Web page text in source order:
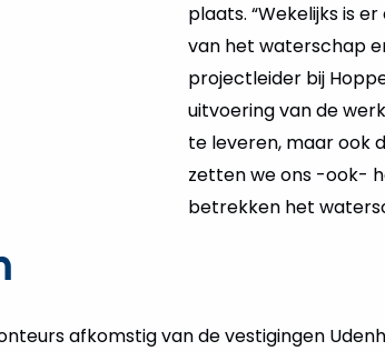
plaats. “Wekelijks is
van het waterschap
projectleider bij
uitvoering van de
te leveren, maar ook
zetten we ons -ook-
betrekken het
afkomstig van de vestigingen